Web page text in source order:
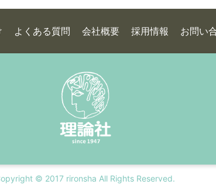
よくある質問 会社概要 採用情報 お問い
© 2017 rironsha All Rights Reserved.